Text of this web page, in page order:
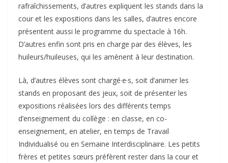
rafraîchissements, d’autres expliquent les stands dans la
cour et les expositions dans les salles, d’autres encore
présentent aussi le programme du spectacle à 16h.
D’autres enfin sont pris en charge par des élèves, les
huileurs/huileuses, qui les amènent à leur destination.
Là, d’autres élèves sont chargé·e·s, soit d’animer les
stands en proposant des jeux, soit de présenter les
expositions réalisées lors des différents temps
d’enseignement du collège : en classe, en co-
enseignement, en atelier, en temps de Travail
Individualisé ou en Semaine Interdisciplinaire. Les petits
frères et petites sœurs préfèrent rester dans la cour et